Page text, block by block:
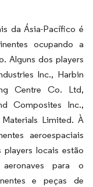
da Ásia-Pacífico é
ocupando a
Alguns dos players
Inc., Harbin
Centre Co. Ltd,
Composites Inc.,
Limited. À
aeroespaciais
locais estão
para o
e peças de